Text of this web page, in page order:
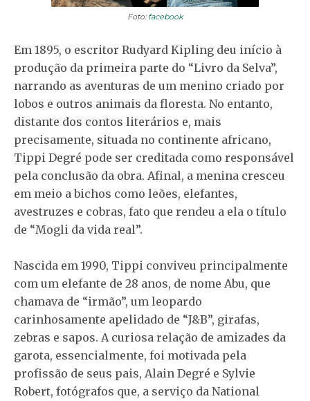
Foto: facebook
Em 1895, o escritor Rudyard Kipling deu início à
produção da primeira parte do “Livro da Selva”,
narrando as aventuras de um menino criado por
lobos e outros animais da floresta. No entanto,
distante dos contos literários e, mais
precisamente, situada no continente africano,
Tippi Degré pode ser creditada como responsável
pela conclusão da obra. Afinal, a menina cresceu
em meio a bichos como leões, elefantes,
avestruzes e cobras, fato que rendeu a ela o título
de “Mogli da vida real”.
Nascida em 1990, Tippi conviveu principalmente
com um elefante de 28 anos, de nome Abu, que
chamava de “irmão”, um leopardo
carinhosamente apelidado de “J&B”, girafas,
zebras e sapos. A curiosa relação de amizades da
garota, essencialmente, foi motivada pela
profissão de seus pais, Alain Degré e Sylvie
Robert, fotógrafos que, a serviço da National